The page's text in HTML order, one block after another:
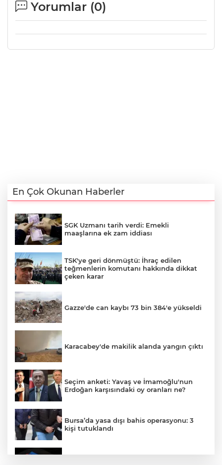
Yorumlar (0)
En Çok Okunan Haberler
SGK Uzmanı tarih verdi: Emekli
maaşlarına ek zam iddiası
TSK'ye geri dönmüştü: İhraç edilen
teğmenlerin komutanı hakkında dikkat
çeken karar
Gazze'de can kaybı 73 bin 384'e yükseldi
Karacabey'de makilik alanda yangın çıktı
Seçim anketi: Yavaş ve İmamoğlu'nun
Erdoğan karşısındaki oy oranları ne?
Bursa’da yasa dışı bahis operasyonu: 3
kişi tutuklandı